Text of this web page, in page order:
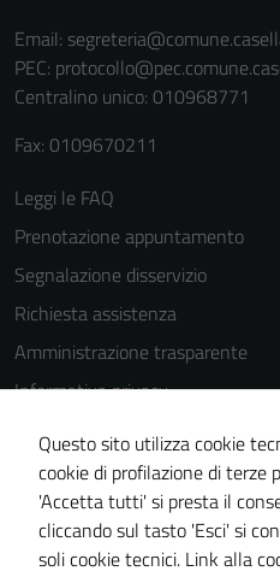
Email:
PEC:
Centralino unico: 010968771
Fax: 0109670211
Leggi le FAQ
Prenotazione appuntamento
Segnalazione disservizio
Richiesta assistenza
Amministrazione trasparente
Informativa privacy
Cookie Policy
Note legali
Dichiarazione di accessibilità
Piano di miglioramento del sito
Questo sito utilizza cookie
cookie di profilazione di terze
'Accetta tutti' si presta il
cliccando sul tasto 'Esci' si
soli cookie tecnici. Link alla